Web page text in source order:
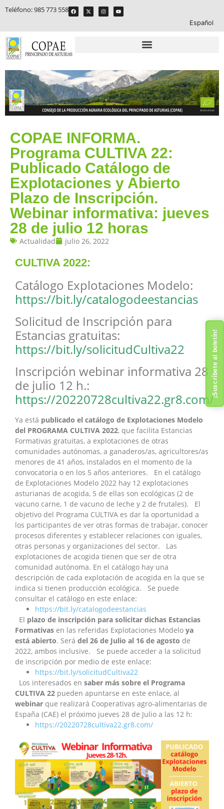
Teléfono:985 773 558
Español
COPAE INFORMA.
Programa CULTIVA 22:
Publicado Catálogo de
Explotaciones y Abierto
Plazo de Inscripción.
Webinar informativa: jueves
28 de julio 12 horas
Actualidad julio 26, 2022
CULTIVA 2022:
Catálogo Explotaciones Modelo:
https://bit.ly/catalogodeestancias
Solicitud de Inscripción para
Estancias gratuitas:
https://bit.ly/solicitudCultiva22
Inscripción webinar informativa 28
de julio 12 h.:
https://20220728cultiva22.gr8.com/
Ya está publicado el catálogo de Explotaciones Modelo
del PROGRAMA CULTIVA 2022, que facilita Estancias
Formativas gratuitas, a explotaciones de otras
comunidades autónomas, a ganaderos/as, agricultores/as
menores de 41 años, instalados en el momento de la
convocatoria o en los 5 años anteriores. En el catálogo
de Explotaciones Modelo 2022 hay 12 explotaciones
asturianas de acogida, 5 de ellas son ecológicas (2 de
vacuno carne, 1 de vacuno de leche y 2 de frutales). El
objetivo del Programa CULTIVA es dar la oportunidad a
los participantes de ver otras formas de trabajar, conocer
procesos diferentes y establecer relaciones con iguales,
otras personas y organizaciones del sector. Las
explotaciones de acogida tienen que ser de otra
comunidad autónoma. En el catálogo hay una
descripción de cada explotación de acogida en la que se
indica si tienen producción ecológica. Se puede
consultar el catálogo en este enlace:
https://bit.ly/catalogodeestancias
El plazo de inscripción para solicitar dichas Estancias
Formativas en las referidas Explotaciones Modelo ya
está abierto. Será del 26 de Julio al 16 de agosto de
2022, ambos inclusive. Se puede acceder a la solicitud
de inscripción por medio de este enlace:
https://bit.ly/solicitudCultiva22
Los interesados en saber más sobre el Programa
CULTIVA 22 pueden apuntarse en este enlace, al
webinar que realizará Cooperativas agro-alimentarias de
España (CAE) el próximo jueves 28 de Julio a las 12 h:
https://20220728cultiva22.gr8.com/
¡Suscríbete al boletín!